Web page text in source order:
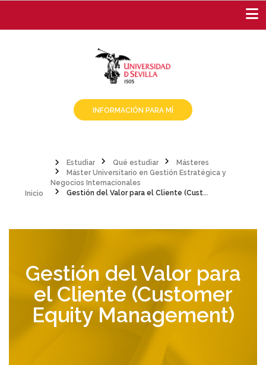
contenido
INFORMACIÓN PARA MÍ
Sobrescribir
enlaces
a
la
navegación
Estudiar Qué estudiar
Másteres
Máster Universitario en Gestión Estratégica y
Negocios Internacionales
Gestión del Valor para el Cliente (Customer Equity Management)
Gestión del Valor para
el Cliente (Customer
Equity Management)